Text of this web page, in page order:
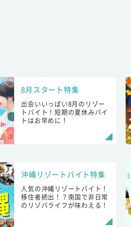
8月スタート特集
出会いいっぱい8月のリゾー
トバイト！短期の夏休みバイ
トはお早めに！
沖縄リゾートバイト特集
人気の沖縄リゾートバイト！
移住者続出！？南国で非日常
のリゾバライフが味わえる！